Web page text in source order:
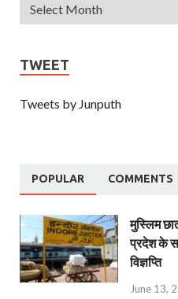
TWEET
Tweets by Junputh
POPULAR COMMENTS
मुस्लिम
प्रदेश के
विज्ञप्ति
June 13,